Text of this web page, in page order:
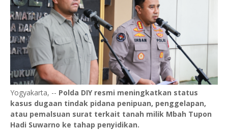
Yogyakarta, -- Polda DIY resmi meningkatkan status
kasus dugaan tindak pidana penipuan, penggelapan,
atau pemalsuan surat terkait tanah milik Mbah Tupon
Hadi Suwarno ke tahap penyidikan.